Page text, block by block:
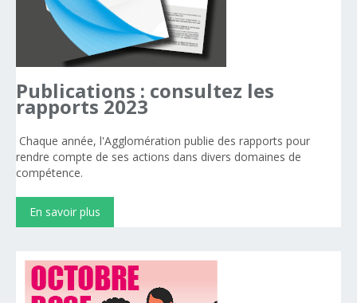
Publications : consultez les
rapports2023
Chaque année, l'Agglomération publie des rapports pour
rendre compte de ses actions dans divers domaines de
compétence.
En savoir plus